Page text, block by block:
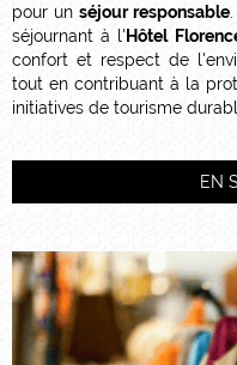
pour unséjour responsable
séjournant à l' Hôtel
confort et respect de
tout en contribuant à la
initiatives de tourisme
EN